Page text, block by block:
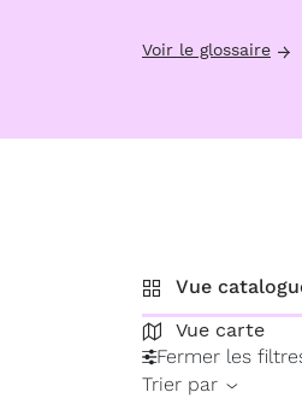
Voir le glossaire
Vue
Vue carte
Fermer les
Trier par